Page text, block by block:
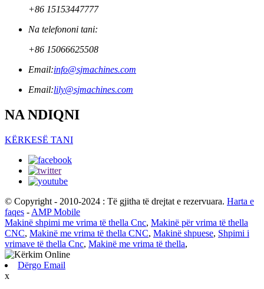
+86 15153447777
Na telefononi tani:
+86 15066625508
Email:info@sjmachines.com
Email:lily@sjmachines.com
NA NDIQNI
KËRKESË TANI
© Copyright - 2010-2024 : Të gjitha të drejtat e rezervuara. Harta e
faqes - AMP Mobile
Makinë shpimi me vrima të thella Cnc, Makinë për vrima të thella
CNC, Makinë me vrima të thella CNC, Makinë shpuese, Shpimi i
vrimave të thella Cnc, Makinë me vrima të thella,
Dërgo Email
x